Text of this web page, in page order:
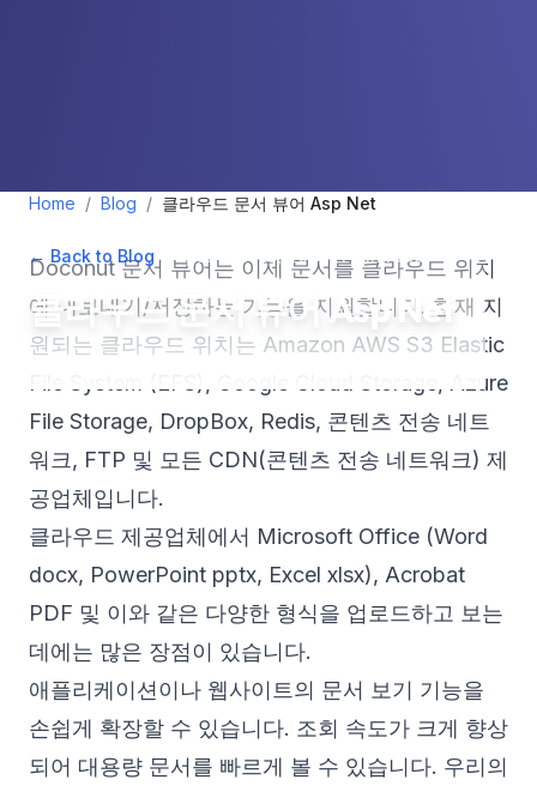
Home / Blog / 클라우드 문서 뷰어 Asp Net
← Back to Blog • September 15, 2023 •1min read
클라우드 문서 뷰어 Asp Net
Doconut 문서 뷰어는 이제 문서를 클라우드 위치
에 내보내기/저장하는 기능을 지원합니다. 현재 지
원되는 클라우드 위치는 Amazon AWS S3 Elastic
File System (EFS), Google Cloud Storage, Azure
File Storage, DropBox, Redis, 콘텐츠 전송 네트
워크, FTP 및 모든 CDN(콘텐츠 전송 네트워크) 제
공업체입니다.
클라우드 제공업체에서 Microsoft Office (Word
docx, PowerPoint pptx, Excel xlsx), Acrobat
PDF 및 이와 같은 다양한 형식을 업로드하고 보는
데에는 많은 장점이 있습니다.
애플리케이션이나 웹사이트의 문서 보기 기능을
손쉽게 확장할 수 있습니다. 조회 속도가 크게 향상
되어 대용량 문서를 빠르게 볼 수 있습니다. 우리의